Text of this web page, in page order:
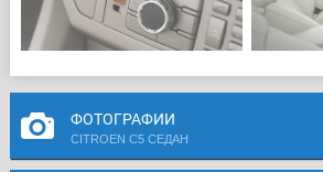
ФОТОГРАФИИ
CITROEN C5 СЕДАН